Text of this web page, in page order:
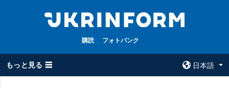
購読 フォトバンク
もっと見る ☰
日本語